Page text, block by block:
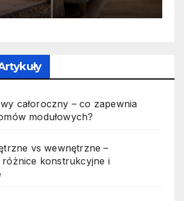
całoroczny – co zapewnia
modułowych?
vs wewnętrzne –
różnice konstrukcyjne i